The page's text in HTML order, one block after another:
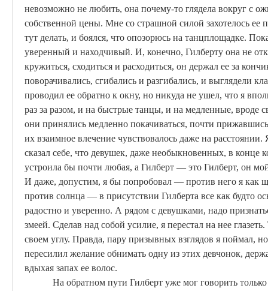
невозможно не любить, она почему-то глядела вокруг с
собственной цены. Мне со страшной силой захотелось ее
тут делать, и боялся, что опозорюсь на танцплощадке.
уверенный и находчивый. И, конечно, Гилберту она не
кружиться, сходиться и расходиться, он держал ее за
поворачивались, сгибались и разгибались, и выглядели
проводил ее обратно к окну, но никуда не ушел, что я
раз за разом, и на быстрые танцы, и на медленные, вроде
они принялись медленно покачиваться, почти
их взаимное влечение чувствовалось даже на
сказал себе, что девушек, даже необыкновенных, в конце
устроила бы почти любая, а Гилберт — это Гилберт, он
И даже, допустим, я бы попробовал — против него я как
против солнца — в присутствии Гилберта все как будто
радостно и уверенно. А рядом с девушками, надо
змеей. Сделав над собой усилие, я перестал на нее глазеть.
своем углу. Правда, пару призывных взглядов я поймал,
пересилил желание обнимать одну из этих девчонок,
вдыхая запах ее волос.
На обратном пути Гилберт уже мог говорить